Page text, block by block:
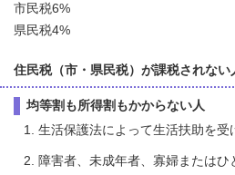
市民税6%
県民税4%
住民税（市・県民税）が課税されない
均等割も所得割もかからない人
生活保護法によって生活扶助を受
障害者、未成年者、寡婦または